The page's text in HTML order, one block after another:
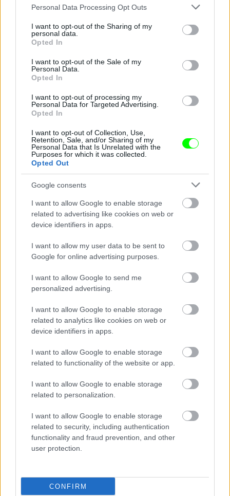
Please note that this website/app uses one or more Google
not limited to your visit or usage behaviour. You may click to
grant or deny consent to Google and its third-party tags to
use your data for below specified purposes in below Google
consent section.
Personal Data Processing Opt Outs
I want to opt-out of the Sharing of my
personal data.
Opted In
I want to opt-out of the Sale of my
Personal Data.
Opted In
I want to opt-out of processing my
Personal Data for Targeted Advertising.
Opted In
I want to opt-out of Collection, Use,
Retention, Sale, and/or Sharing of my
Personal Data that Is Unrelated with the
Purposes for which it was collected.
Opted Out
Google consents
I want to allow Google to enable storage
related to advertising like cookies on web or
device identifiers in apps.
I want to allow my user data to be sent to
Google for online advertising purposes.
I want to allow Google to send me
personalized advertising.
I want to allow Google to enable storage
related to analytics like cookies on web or
device identifiers in apps.
I want to allow Google to enable storage
related to functionality of the website or app.
I want to allow Google to enable storage
related to personalization.
I want to allow Google to enable storage
related to security, including authentication
functionality and fraud prevention, and other
user protection.
CONFIRM
Jön még kép!
Viszont a kilátás?